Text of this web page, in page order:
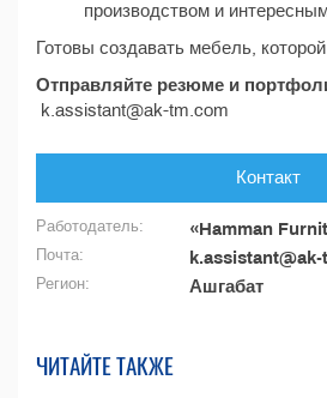
производством и
Готовы создавать мебель,
Отправляйте резюме и
k.assistant@ak-tm.com
Контакт
Работодатель: «Hamman
Почта:
Регион: Ашгабат
ЧИТАЙТЕ ТАКЖЕ